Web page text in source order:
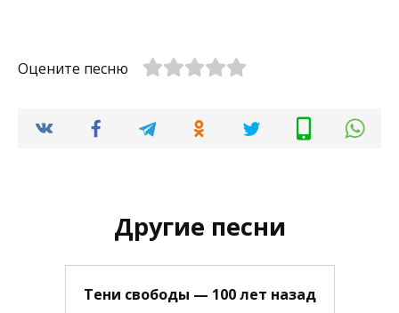
Оцените песню
Другие песни
Тени свободы — 100 лет назад